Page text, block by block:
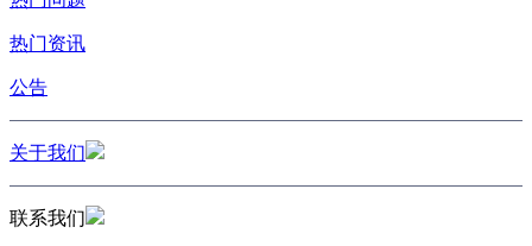
热门资讯
公告
关于我们
联系我们